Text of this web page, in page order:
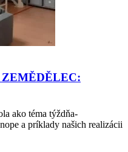
ZEMĚDĚLEC:
ako téma týždňa-
a príklady našich realizácii